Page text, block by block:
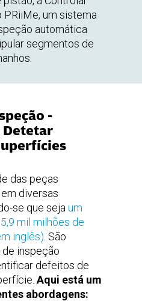
PRiiMe, um sistema
automática
segmentos de
-
Detetar
das peças
diversas
se que seja um
mil milhões de
inglês) . São
inspeção
defeitos de
Aqui está um
abordagens: